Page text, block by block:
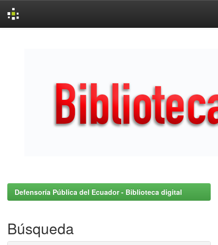
Defensoría Pública del Ecuador - Biblioteca digital
Búsqueda